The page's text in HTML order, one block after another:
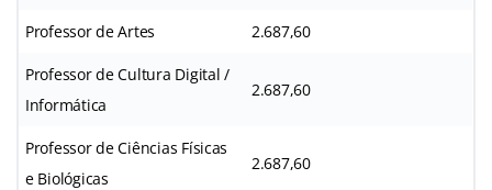
Professor de Artes 2.687,60
Professor de Cultura Digital /
Informática
2.687,60
Professor de Ciências Físicas
e Biológicas
2.687,60